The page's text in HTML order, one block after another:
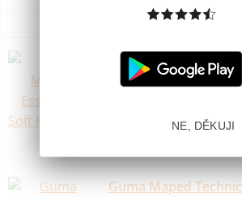
Guma Maped
Skladem
Ergonomicky
Guma Maped
NE, DĚKUJI